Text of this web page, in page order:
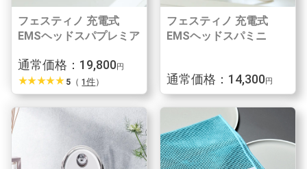
フェスティノ 充電式
EMSヘッドスパプレミア
通常価格：19,800円
star_ratestar_ratestar_ratestar_ratestar_rate 5 （1件）
フェスティノ 充電式
EMSヘッドスパミニ
通常価格：14,300円